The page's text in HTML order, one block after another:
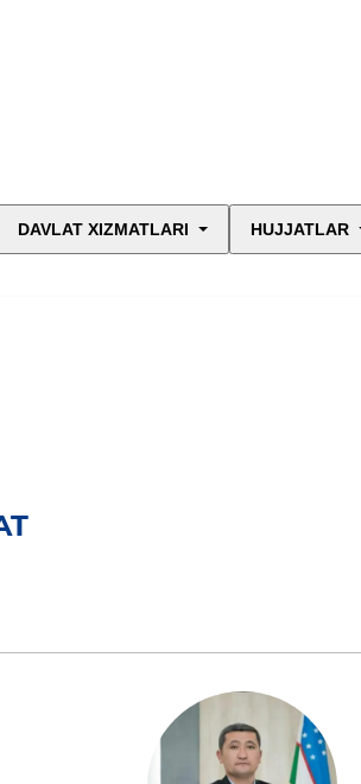
DAVLAT XIZMATLARI HUJJATLAR